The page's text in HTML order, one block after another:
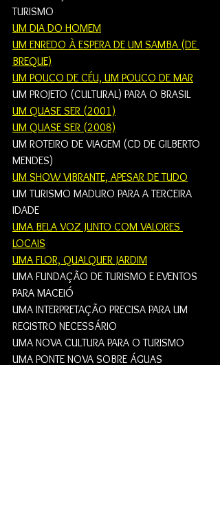
TURISMO
UM DIA DO HOMEM
UM ENREDO À ESPERA DE UM SAMBA (DE
BREQUE)
UM POUCO DE CÉU, UM POUCO DE MAR
UM PROJETO (CULTURAL) PARA O BRASIL
UM QUASE SER (2001)
UM QUASE SER (2008)
UM ROTEIRO DE VIAGEM (CD DE GILBERTO
MENDES)
UM SHOW VIBRANTE, APESAR DE TUDO
UM TURISMO MADURO PARA A TERCEIRA
IDADE
UMA BELA VOZ JUNTO COM VALORES
LOCAIS
UMA FLOR, QUALQUER JARDIM
UMA FUNDAÇÃO DE TURISMO E EVENTOS
PARA MACEIÓ
UMA INTERPRETAÇÃO PRECISA PARA UM
REGISTRO NECESSÁRIO
UMA NOVA CULTURA PARA O TURISMO
UMA PONTE NOVA SOBRE ÁGUAS